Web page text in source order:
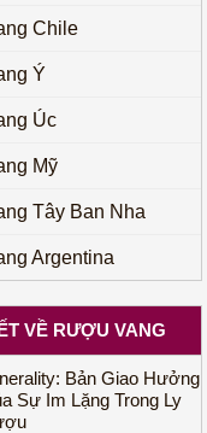
Chile
Ý
Úc
Mỹ
Tây Ban Nha
Argentina
VỀ RƯỢU VANG
Bản Giao Hưởng
Sự Im Lặng Trong Ly